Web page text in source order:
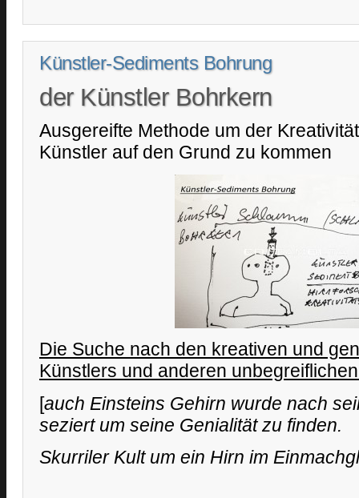
Künstler-Sediments Bohrung
der Künstler Bohrkern
Ausgereifte Methode um der
Künstler auf den Grund zu kommen
Die Suche nach den kreativen und
Künstlers und anderen
[auch Einsteins Gehirn wurde nach
seziert um seine Genialität zu finden.
Skurriler Kult um ein Hirn im